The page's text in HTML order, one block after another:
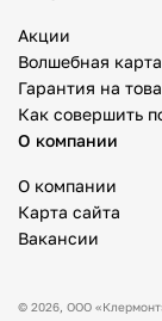
Акции
Волшебная карта
Гарантия на
Как совершить
О компании
О компании
Карта сайта
Вакансии
© 2026, ООО